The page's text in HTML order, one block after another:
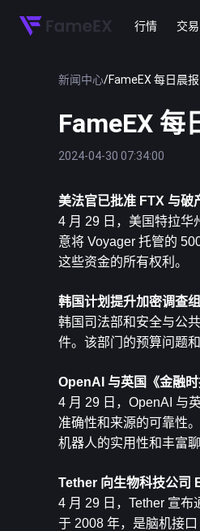
行情 交易
新闻中心/FameEX 每日晨
FameEX 每
2024-04-30 07:34:00
美法官已批准 FTX 与破
4 月 29 日，美国特拉华
意将 Voyager 托管的
这些资金的所有权利。
韩国计划提升加密调查
韩国司法部和安全与公
件。该部门的预算问题
OpenAI 与英国《金融
4 月 29 日，OpenAI 与
准确性和来源的可靠性
机器人的实用性和丰富
Tether 向生物科技公司
4 月 29 日，Tether 宣
于 2008 年，是脑机接